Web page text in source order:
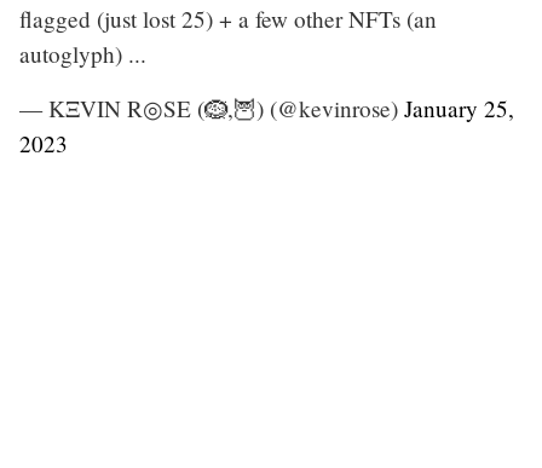
flagged (just lost 25) + a few other NFTs (an
autoglyph) ...
— KΞVIN R◎SE (🪹,🦉) (@kevinrose) January 25,
2023